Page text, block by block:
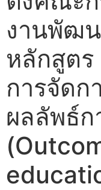
งานพัฒ
หลักสูตร
การจัดก
ผลลัพธ์ก